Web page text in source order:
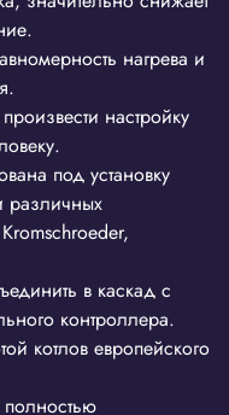
нагрева и
настройку
под установку
различных
в каскад с
контроллера.
котлов европейского